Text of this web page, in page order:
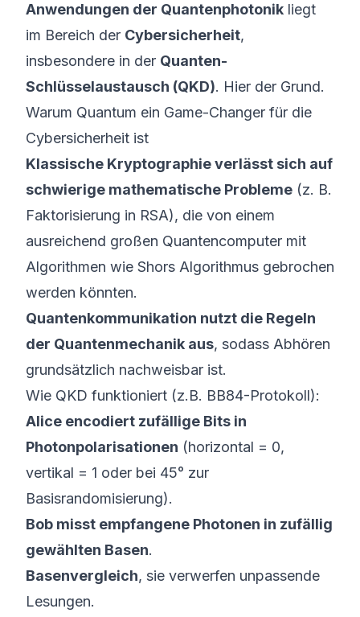
Anwendungen der Quantenphotonik liegt
im Bereich der Cybersicherheit,
insbesondere in der Quanten-
Schlüsselaustausch (QKD). Hier der Grund.
Warum Quantum ein Game-Changer für die
Cybersicherheit ist
Klassische Kryptographie verlässt sich auf
schwierige mathematische Probleme (z. B.
Faktorisierung in RSA), die von einem
ausreichend großen Quantencomputer mit
Algorithmen wie Shors Algorithmus gebrochen
werden könnten.
Quantenkommunikation nutzt die Regeln
der Quantenmechanik aus, sodass Abhören
grundsätzlich nachweisbar ist.
Wie QKD funktioniert (z.B. BB84-Protokoll):
Alice encodiert zufällige Bits in
Photonpolarisationen (horizontal = 0,
vertikal = 1 oder bei 45° zur
Basisrandomisierung).
Bob misst empfangene Photonen in zufällig
gewählten Basen.
Basenvergleich, sie verwerfen unpassende
Lesungen.